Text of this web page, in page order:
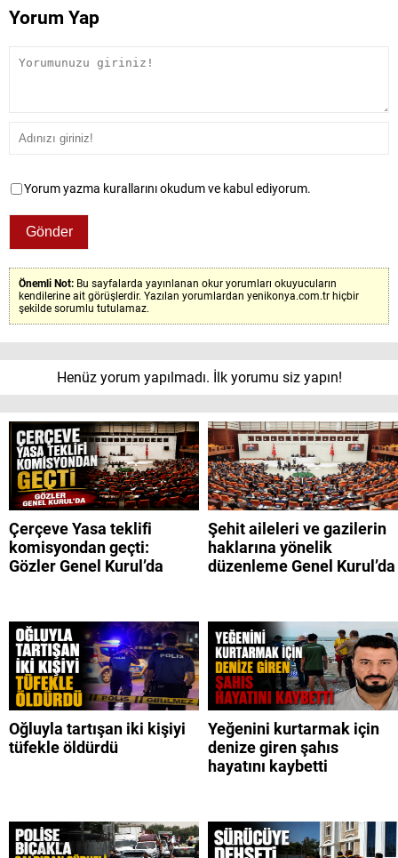
Yorum Yap
Yorum yazma kurallarını okudum ve kabul ediyorum.
Önemli Not: Bu sayfalarda yayınlanan okur yorumları okuyucuların
kendilerine ait görüşlerdir. Yazılan yorumlardan yenikonya.com.tr hiçbir
şekilde sorumlu tutulamaz.
Henüz yorum yapılmadı. İlk yorumu siz yapın!
Çerçeve Yasa teklifi
komisyondan geçti:
Gözler Genel Kurul’da
Şehit aileleri ve gazilerin
haklarına yönelik
düzenleme Genel Kurul’da
Oğluyla tartışan iki kişiyi
tüfekle öldürdü
Yeğenini kurtarmak için
denize giren şahıs
hayatını kaybetti